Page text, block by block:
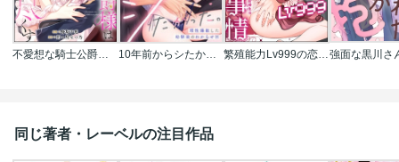
10年前からシたかった。～理性爆散した幼馴染のわからせＨ
同じ著者・レーベルの注目作品